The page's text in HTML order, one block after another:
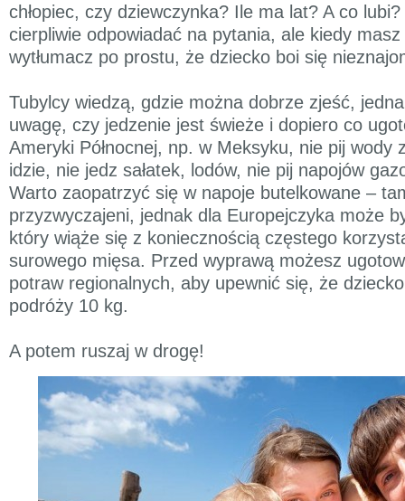
chłopiec, czy dziewczynka? Ile ma lat? A co
cierpliwie odpowiadać na pytania, ale kiedy
wytłumacz po prostu, że dziecko boi się
Tubylcy wiedzą, gdzie można dobrze zjeść,
uwagę, czy jedzenie jest świeże i dopiero co
Ameryki Północnej, np. w Meksyku, nie pij wody
idzie, nie jedz sałatek, lodów, nie pij napojów
Warto zaopatrzyć się w napoje butelkowane –
przyzwyczajeni, jednak dla Europejczyka może
który wiąże się z koniecznością częstego
surowego mięsa. Przed wyprawą możesz
potraw regionalnych, aby upewnić się, że
podróży 10 kg.
A potem ruszaj w drogę!